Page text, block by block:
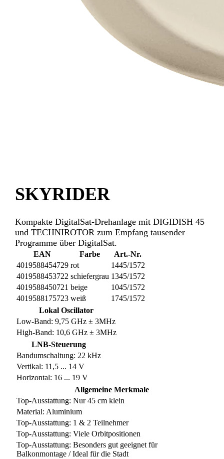
SKYRIDER
Kompakte DigitalSat-Drehanlage mit DIGIDISH 45
und TECHNIROTOR zum Empfang tausender
Programme über DigitalSat.
EAN Farbe
Art.-Nr.
4019588454729 rot
1445/1572
4019588453722 schiefergrau 1345/1572
4019588450721 beige
1045/1572
4019588175723 weiß
1745/1572
Lokal Oscillator
Low-Band: 9,75 GHz ± 3MHz
High-Band: 10,6 GHz ± 3MHz
LNB-Steuerung
Bandumschaltung: 22 kHz
Vertikal: 11,5 ... 14 V
Horizontal: 16 ... 19 V
Allgemeine Merkmale
Top-Ausstattung: Nur 45 cm klein
Material: Aluminium
Top-Ausstattung: 1 & 2 Teilnehmer
Top-Ausstattung: Viele Orbitpositionen
Top-Ausstattung: Besonders gut geeignet für
Balkonmontage / Ideal für die Stadt